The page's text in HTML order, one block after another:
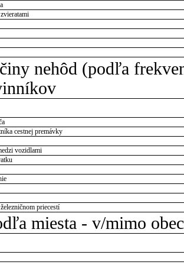
nehôd (podľa
cestnej premávky
vozidlami
priecestí
miesta - v/mimo obec